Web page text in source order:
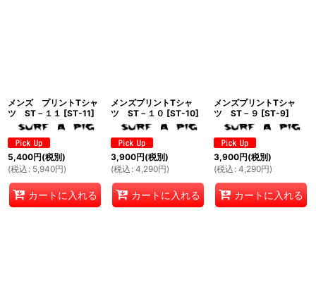
メンズ プリントTシャ
ツ ST－１１ [ST-11]
5,400円(税別)
(税込 : 5,940円)
カートに入れる
メンズプリントTシャ
ツ ST－１０ [ST-10]
3,900円(税別)
(税込 : 4,290円)
カートに入れる
メンズプリントTシャ
ツ ST－９ [ST-9]
3,900円(税別)
(税込 : 4,290円)
カートに入れる